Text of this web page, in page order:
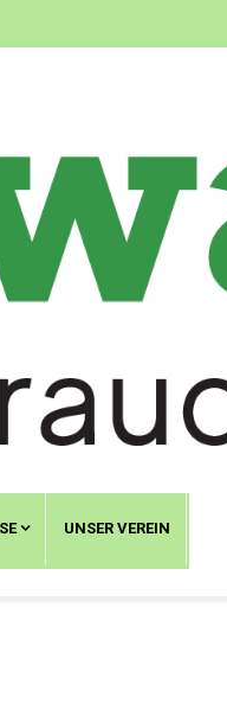
UNSER VEREIN